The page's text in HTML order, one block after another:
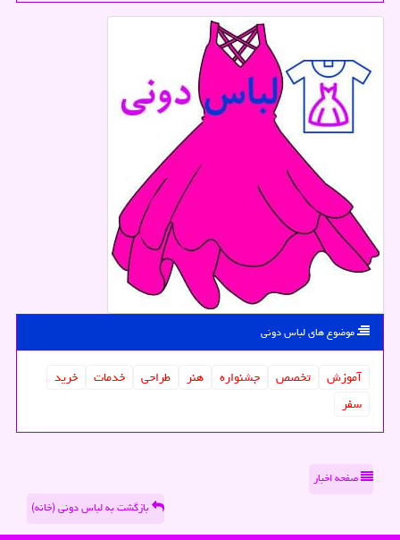
موضوع های لباس دونی
آموزش تخصص جشنواره هنر طراحی خدمات
خرید
سفر
صفحه اخبار
بازگشت به لباس دونی (خانه)